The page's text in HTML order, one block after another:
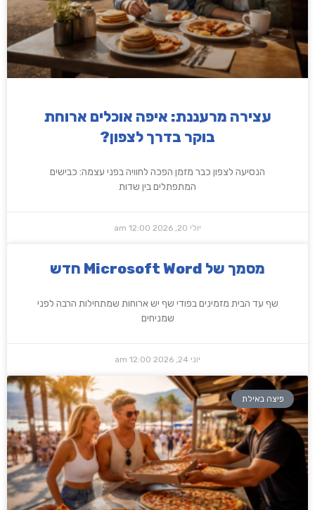
עצירה מרעננת: איפה אוכלים ארוחת
בוקר בדרך לצפון?
הנסיעה לצפון כבר מזמן הפכה לחוויה בפני עצמה: כבישים
המתפתלים בין שדות
יולי 20, 2026 12:00 am
‏‏מסמך של Microsoft Word חדש
שף עד הבית מזמינים בפודי שף יש ארוחות שמתחילות הרבה לפני
שמניחים
יוני 24, 2026 12:00 am
פיצה באילת